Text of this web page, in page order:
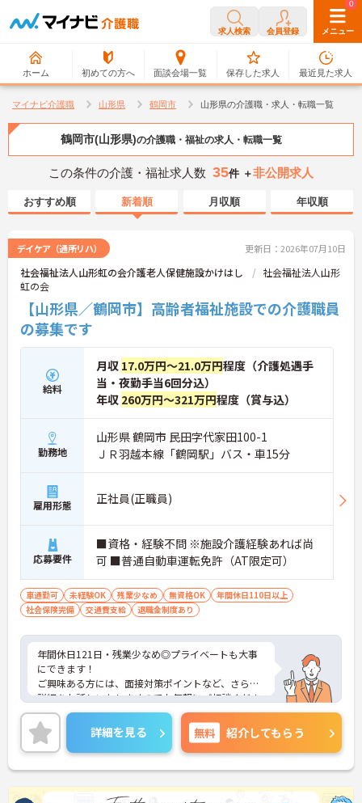
求人検索 会員登録 メニュー
ホーム 初めての方へ 面談会場一覧
0
保存した求人
0
最近見た求人
マイナビ介護職 山形県 鶴岡市 山形県の介護職・求人・転職一覧
鶴岡市(山形県)の介護職・福祉の求人・転職一覧
この条件の介護・福祉求人数 35件 ＋非公開求人
おすすめ順 新着順 月収順 年収順
デイケア（通所リハ） 更新日：2026年07月10日
社会福祉法人山形虹の会介護老人保健施設かけはし
社会福祉法人山形
虹の会
【山形県／鶴岡市】高齢者福祉施設での介護職員
の募集です
給料
月収 17.0万円～21.0万円程度（介護処遇手
当・夜勤手当6回分込）
年収 260万円～321万円程度（賞与込）
勤務地
山形県 鶴岡市 民田字代家田100-1
ＪＲ羽越本線「鶴岡駅」バス・車15分
雇用形態 正社員(正職員)
応募要件
■資格・経験不問 ※施設介護経験あれば尚
可 ■普通自動車運転免許（AT限定可）
車通勤可 未経験OK 残業少なめ 無資格OK
年間休日110日以上
社会保険完備
交通費支給 退職金制度あり
年間休日121日・残業少なめ◎プライベートも大事
にできます！
ご興味ある方には、面接対策ポイントなど、さらに
詳細をお話しいたしますのでお気軽にご相談くださ
い！
詳細を見る 無料 紹介してもらう